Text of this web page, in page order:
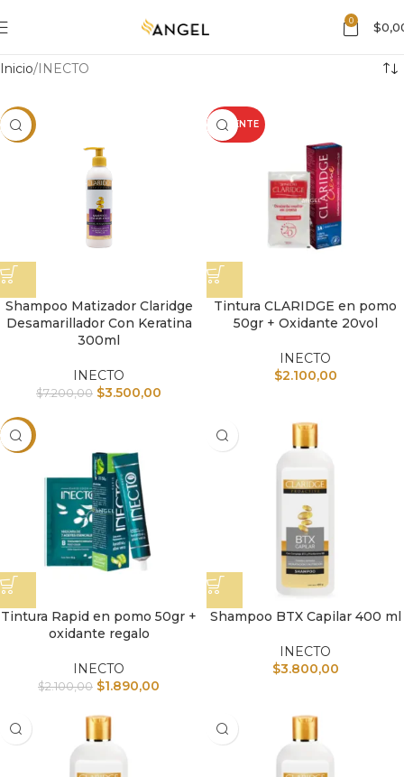
0 $
Inicio INECTO
-51%
Shampoo Matizador Claridge
Desamarillador Con Keratina
300ml
INECTO
$7.200,00 $3.500,00
CALIENTE
Tintura CLARIDGE en pomo
50gr + Oxidante 20vol
INECTO
$2.100,00
-10%
Tintura Rapid en pomo 50gr +
oxidante regalo
INECTO
$2.100,00 $1.890,00
Shampoo BTX Capilar 400 ml
INECTO
$3.800,00